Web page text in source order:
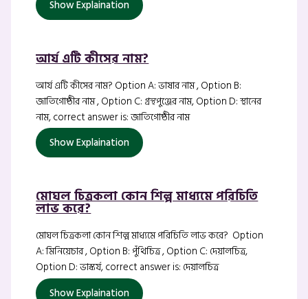
Show Explaination
আর্য এটি কীসের নাম?
আর্য এটি কীসের নাম? Option A: ভাষার নাম , Option B:
জাতিগোষ্ঠীর নাম , Option C: গ্রন্থপুঞ্জের নাম, Option D: স্থানের
নাম, correct answer is: জাতিগোষ্ঠীর নাম
Show Explaination
মোঘল চিত্রকলা কোন শিল্প মাধ্যমে পরিচিতি
লাভ করে?
মোঘল চিত্রকলা কোন শিল্প মাধ্যমে পরিচিতি লাভ করে? Option
A: মিনিয়েচার , Option B: পুঁথিচিত্র , Option C: দেয়ালচিত্র,
Option D: ভাস্কর্য, correct answer is: দেয়ালচিত্র
Show Explaination